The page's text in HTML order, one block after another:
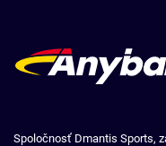
Spoločnosť Dmantis Sports,